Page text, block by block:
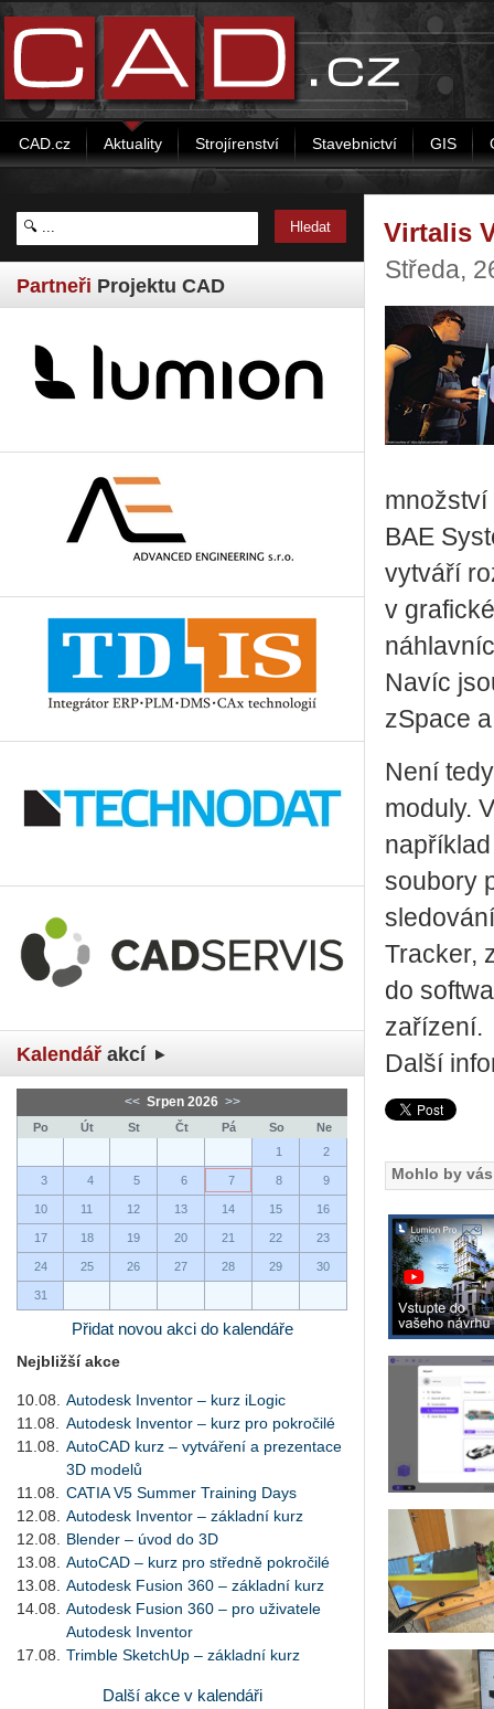
CAD.cz Aktuality Strojírenství Stavebnictví GIS
Partneři Projektu CAD
Kalendář akcí
<< Srpen 2026 >>
Po Út St Čt Pá So
Ne
1
2
3 4 5 6 7 8 9
10 11 12 13 14 15 16
17 18 19 20 21 22 23
24 25 26 27 28 29 30
31
Přidat novou akci do kalendáře
Nejbližší akce
10.08.
Autodesk Inventor – kurz iLogic
11.08.
Autodesk Inventor – kurz pro pokročilé
11.08.
AutoCAD kurz – vytváření a prezentace
3D modelů
11.08.
CATIA V5 Summer Training Days
12.08.
Autodesk Inventor – základní kurz
12.08.
Blender – úvod do 3D
13.08.
AutoCAD – kurz pro středně pokročilé
13.08.
Autodesk Fusion 360 – základní kurz
14.08.
Autodesk Fusion 360 – pro uživatele
Autodesk Inventor
17.08.
Trimble SketchUp – základní kurz
Další akce v kalendáři
Virtalis
Středa,
množství
BAE
vytváří
v
Navíc
zSpace
Není
moduly.
soubory
Tracker,
do
zařízení.
Další
Mohlo by